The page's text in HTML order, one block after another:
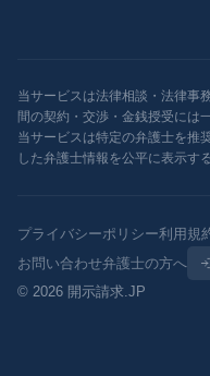
当サービスは法律相談・法律事
間の契約・交渉・金銭授受には
当サービスは特定の弁護士を推
した弁護士情報を公平に表示す
プライバシーポリシー利用規
お問い合わせ弁護士の方へ
© 2026 開示請求.JP